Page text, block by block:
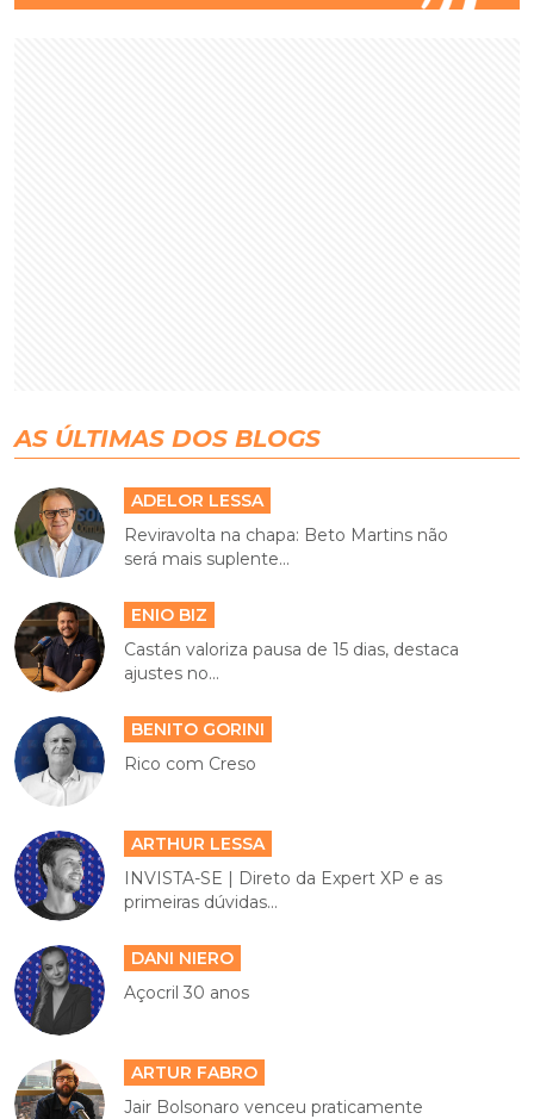
AS ÚLTIMAS DOS BLOGS
ADELOR LESSA
Reviravolta na chapa: Beto Martins não
será mais suplente...
ENIO BIZ
Castán valoriza pausa de 15 dias, destaca
ajustes no...
BENITO GORINI
Rico com Creso
ARTHUR LESSA
INVISTA-SE | Direto da Expert XP e as
primeiras dúvidas...
DANI NIERO
Açocril 30 anos
ARTUR FABRO
Jair Bolsonaro venceu praticamente